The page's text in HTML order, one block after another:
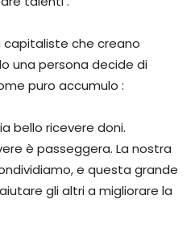
che creano
una persona decide di
come puro accumulo :
bello ricevere doni.
è passeggera. La nostra
e questa grande
gli altri a migliorare la